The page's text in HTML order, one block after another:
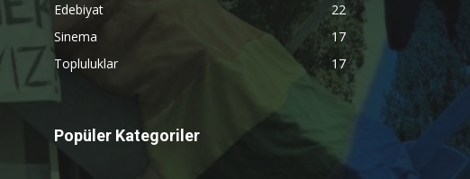
Edebiyat
22
Sinema
17
Topluluklar
17
Popüler Kategoriler